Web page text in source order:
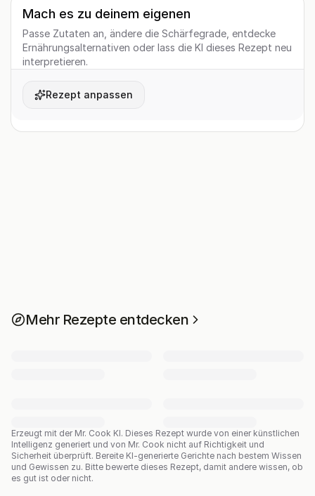
Mach es zu deinem eigenen
Passe Zutaten an, ändere die Schärfegrade, entdecke
Ernährungsalternativen oder lass die KI dieses Rezept neu
interpretieren.
Rezept anpassen
Mehr Rezepte entdecken
Erzeugt mit der Mr. Cook KI. Dieses Rezept wurde von einer künstlichen
Intelligenz generiert und von Mr. Cook nicht auf Richtigkeit und
Sicherheit überprüft. Bereite KI-generierte Gerichte nach bestem Wissen
und Gewissen zu. Bitte bewerte dieses Rezept, damit andere wissen, ob
es gut ist oder nicht.